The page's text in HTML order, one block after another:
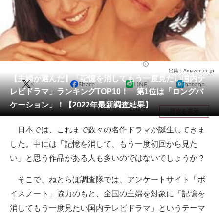
グルメ 地域
住まい
動物
会員記事
メディア
注目記事を集めた総合ページ
ITの今と未来を見通す
スマホと通信の最新トレンド
進化するPCとデバイスの未来
好きが集まる 比べて選べる
【主婦が選んだ】「記憶を消してもう一度見たい国内テ
レビドラマ」ランキングTOP10！ 第1位は「ロングバ
ケーション」！【2022年最新調査結果】
出典：Amazon.co.jp
X Share LINE hatena
目次を表示
日本では、これまで数々の名作ドラマが誕生してきま
した。中には「記憶を消して、もう一度初回から見た
い」と思う作品がある人も多いのではないでしょうか？
そこで、ねとらぼ調査隊では、アンケートサイト「ボ
イスノート」協力のもと、全国の主婦を対象に「記憶を
消してもう一度見たい国内テレビドラマ」というテーマ